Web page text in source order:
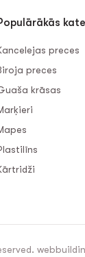
preces
preces
krāsas